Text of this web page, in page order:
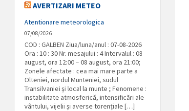
AVERTIZARI METEO
Atentionare meteorologica
07/08/2026
COD : GALBEN Ziua/luna/anul : 07-08-2026
Ora : 10 : 30 Nr. mesajului : 4 Intervalul : 08
august, ora 12:00 – 08 august, ora 21:00;
Zonele afectate : cea mai mare parte a
Olteniei, nordul Munteniei, sudul
Transilvaniei și local la munte ; Fenomene :
instabilitate atmosferică, intensificări ale
vântului, vijelii și averse torențiale […]